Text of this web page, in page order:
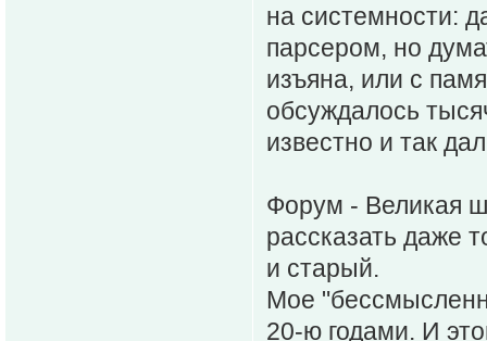
на системности:
парсером, но
изъяна, или с
обсуждалось
известно и так
Форум - Великая
рассказать даже
и старый.
Мое
20-ю годами. И